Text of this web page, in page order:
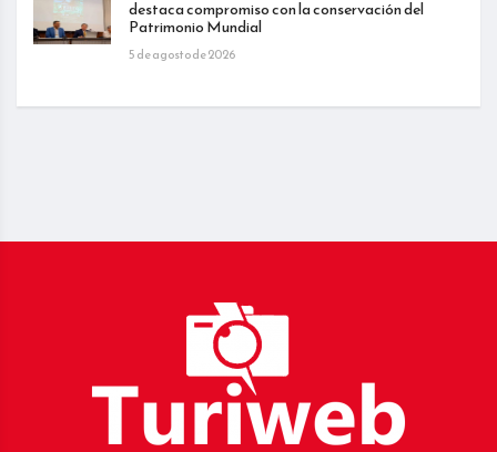
destaca compromiso con la conservación del
Patrimonio Mundial
5 de agosto de 2026